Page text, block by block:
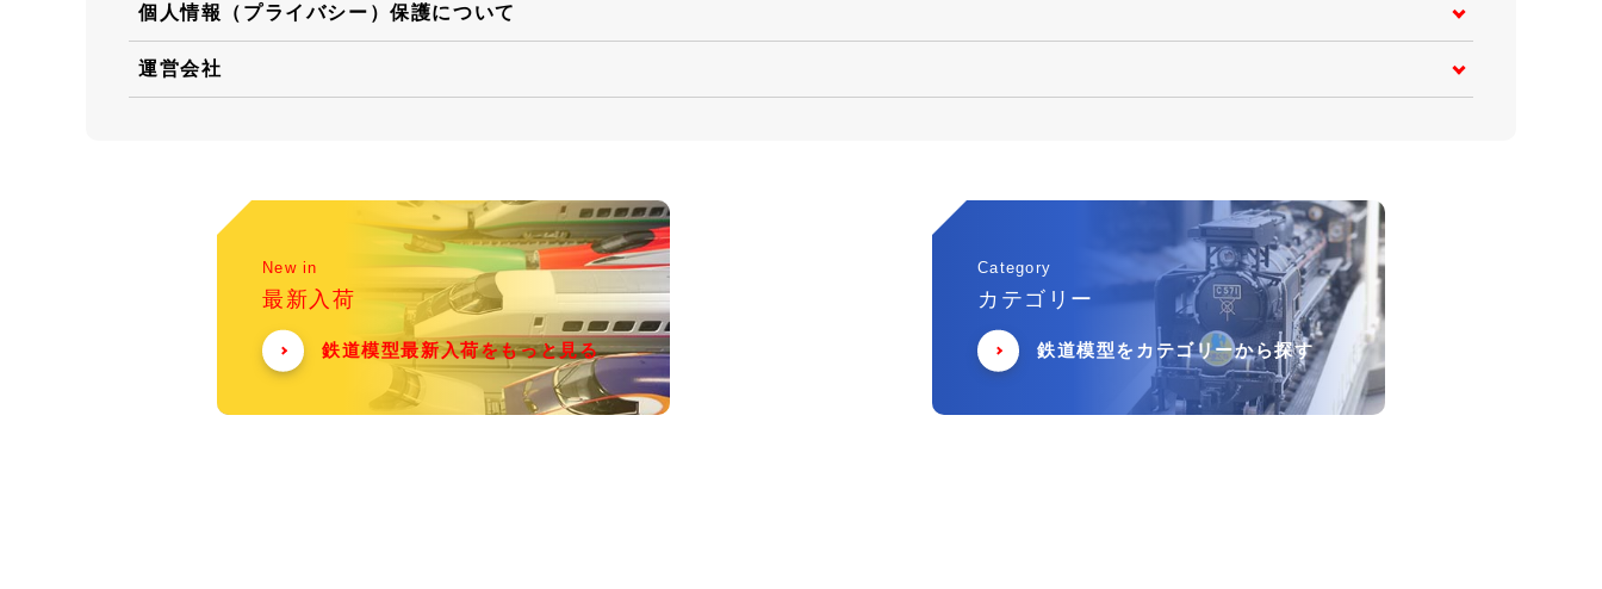
個人情報（プライバシー）保護について
運営会社
New in
最新入荷
鉄道模型最新入荷をもっと見る
Category
カテゴリー
鉄道模型をカテゴリーから探す